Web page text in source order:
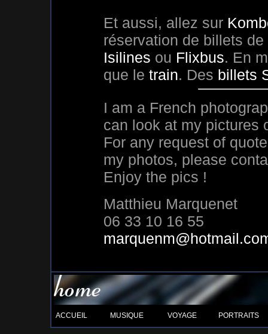
Et aussi, allez sur
réservation de billets
Isilines ou Flixbus. En
que le train. Des billets
I am a French
can look at my pictures
For any request of
my photos, please
Enjoy the pics !
Matthieu Marquenet
06 33 10 16 55
ACCUEIL MUSIQUE VOYAGE PORTRAITS